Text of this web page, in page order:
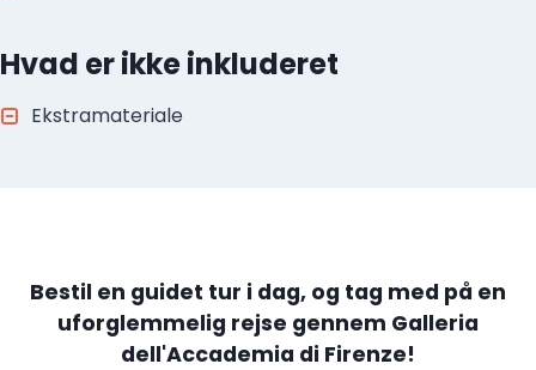
Hvad er ikke inkluderet
Ekstramateriale
Bestil en guidet tur i dag, og tag med på en
uforglemmelig rejse gennem Galleria
dell'Accademia di Firenze!